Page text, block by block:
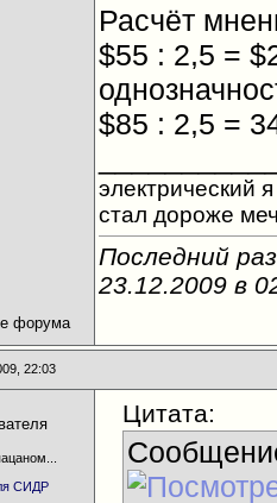
Расчёт
$55 : 2,5 =
$85 : 2,5 =
электрический
стал дороже
Последний
23.12.2009 в
22:03
Цитата: